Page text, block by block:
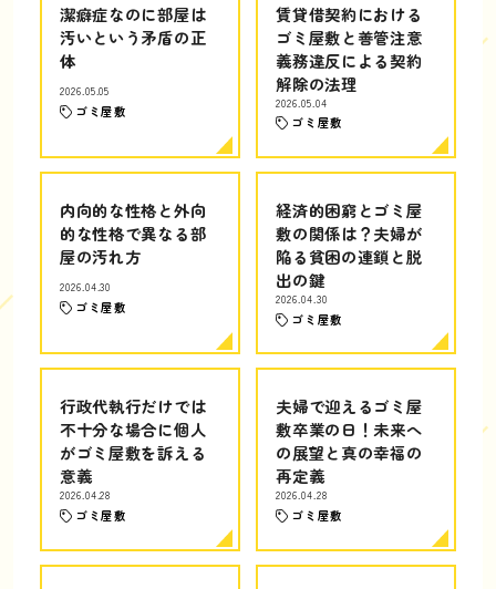
潔癖症なのに部屋は
汚いという矛盾の正
体
2026.05.05
ゴミ屋敷
賃貸借契約における
ゴミ屋敷と善管注意
義務違反による契約
解除の法理
2026.05.04
ゴミ屋敷
内向的な性格と外向
的な性格で異なる部
屋の汚れ方
2026.04.30
ゴミ屋敷
経済的困窮とゴミ屋
敷の関係は？夫婦が
陥る貧困の連鎖と脱
出の鍵
2026.04.30
ゴミ屋敷
行政代執行だけでは
不十分な場合に個人
がゴミ屋敷を訴える
意義
2026.04.28
ゴミ屋敷
夫婦で迎えるゴミ屋
敷卒業の日！未来へ
の展望と真の幸福の
再定義
2026.04.28
ゴミ屋敷